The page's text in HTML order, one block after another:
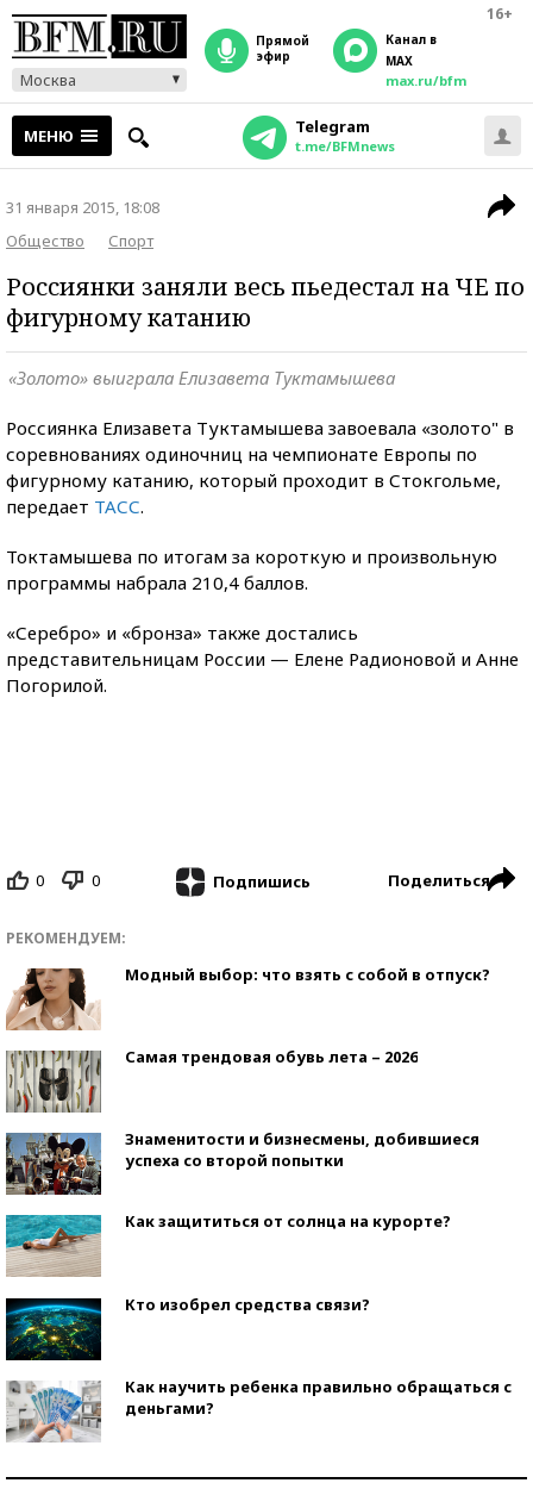
16+
Москва
прямой
эфир
Канал в
MAX
max.ru/bfm
МЕНЮ Telegram
t.me/BFMnews
31 января 2015, 18:08
Общество
Спорт
Россиянки заняли весь пьедестал на ЧЕ по
фигурному катанию
«Золото» выиграла Елизавета Туктамышева
Россиянка Елизавета Туктамышева завоевала «золото" в
соревнованиях одиночниц на чемпионате Европы по
фигурному катанию, который проходит в Стокгольме,
передает ТАСС.
Токтамышева по итогам за короткую и произвольную
программы набрала 210,4 баллов.
«Серебро» и «бронза» также достались
представительницам России — Елене Радионовой и Анне
Погорилой.
0 0 Подпишись Поделиться
РЕКОМЕНДУЕМ:
Модный выбор: что взять с собой в отпуск?
Самая трендовая обувь лета – 2026
Знаменитости и бизнесмены, добившиеся
успеха со второй попытки
Как защититься от солнца на курорте?
Кто изобрел средства связи?
Как научить ребенка правильно обращаться с
деньгами?